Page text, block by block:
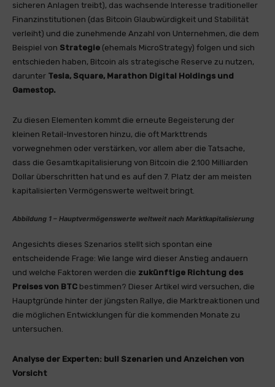
sicheren Anlagen treibt), das wachsende Interesse traditioneller
Finanzinstitutionen (das Bitcoin Glaubwürdigkeit und Stabilität
verleiht) und die zunehmende Anzahl von Unternehmen, die dem
Beispiel von Strategie (ehemals MicroStrategy) folgen und sich
entschieden haben, Bitcoin als strategische Reserve zu nutzen,
darunter Tesla, Square, Marathon Digital Holdings und
Gamestop.
Zu diesen Elementen kommt die erneute Begeisterung der
kleinen Retail-Investoren hinzu, die oft Markttrends
vorwegnehmen oder verstärken, vor allem aber die Tatsache,
dass die Gesamtkapitalisierung von Bitcoin die 2.100 Milliarden
Dollar überschritten hat und es auf den 7. Platz der am meisten
kapitalisierten Vermögenswerte weltweit bringt.
Abbildung 1 – Hauptvermögenswerte weltweit nach Marktkapitalisierung
Angesichts dieses Szenarios stellt sich spontan eine
entscheidende Frage: Wie lange wird dieser Anstieg andauern
und welche Faktoren werden die zukünftige Richtung des
Preises von BTC bestimmen? Dieser Artikel wird versuchen, die
Hauptgründe hinter der jüngsten Rallye, die Marktreaktionen und
die möglichen Entwicklungen für die kommenden Monate zu
untersuchen.
Analyse der Experten: bull Szenarien und Anzeichen von
Vorsicht